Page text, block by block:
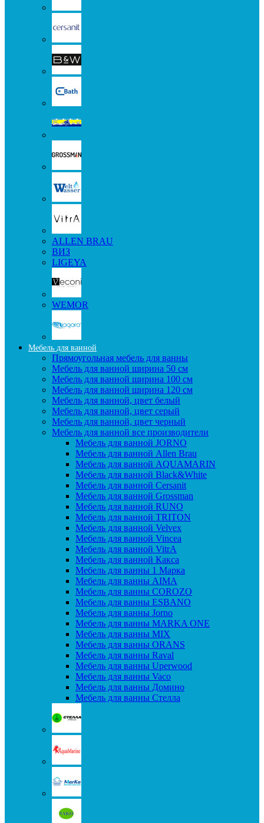
ALLEN BRAU
ВИЗ
LIGEYA
WEMOR
Мебель для ванной
Прямоугольная мебель для ванны
Мебель для ванной ширина 50 см
Мебель для ванной ширина 100 см
Мебель для ванной ширина 120 см
Мебель для ванной, цвет белый
Мебель для ванной, цвет серый
Мебель для ванной, цвет черный
Мебель для ванной все производители
Мебель для ванной JORNO
Мебель для ванной Allen Brau
Мебель для ванной AQUAMARIN
Мебель для ванной Black&White
Мебель для ванной Cersanit
Мебель для ванной Grossman
Мебель для ванной RUNO
Мебель для ванной TRITON
Мебель для ванной Velvex
Мебель для ванной Vincea
Мебель для ванной VitrA
Мебель для ванной Какса
Мебель для ванны 1 Марка
Мебель для ванны AIMA
Мебель для ванны COROZO
Мебель для ванны ESBANO
Мебель для ванны Jorno
Мебель для ванны MARKA ONE
Мебель для ванны MIX
Мебель для ванны ORANS
Мебель для ванны Raval
Мебель для ванны Uperwood
Мебель для ванны Vaco
Мебель для ванны Домино
Мебель для ванны Стелла